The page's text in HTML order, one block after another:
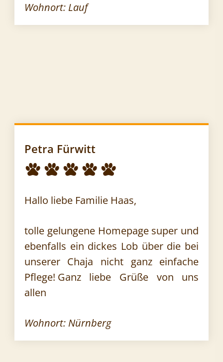
Wohnort: Lauf
Petra Fürwitt
Hallo liebe Familie Haas,
tolle gelungene Homepage super und
ebenfalls ein dickes Lob über die bei
unserer Chaja nicht ganz einfache
Pflege! Ganz liebe Grüße von uns
allen
Wohnort: Nürnberg